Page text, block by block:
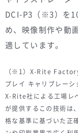
DCI-P3（※3）を
め、映像制作や動
適しています。
（※1）X-Rite
プレイ キャリブレーシ
X-Rite社による工場レ
が提供するこの技術は
格な基準に基づいた正